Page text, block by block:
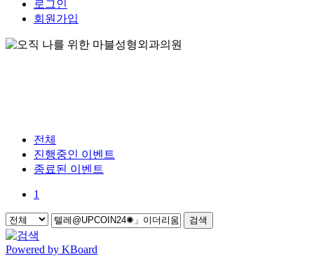
로그인
회원가입
전체
진행중인 이벤트
종료된 이벤트
1
검색
Powered by KBoard